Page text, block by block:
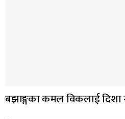
बझाङ्गका कमल विकलाई